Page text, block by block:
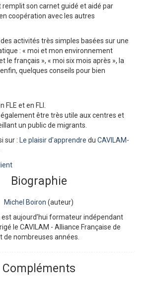
remplit son carnet guidé et aidé par
coopération avec les autres
activités très simples basées sur une
: « moi et mon environnement
le français », « moi six mois après », la
quelques conseils pour bien
FLE et en FLI.
également être très utile aux centres et
un public de migrants.
sur : Le plaisir d'apprendre du CAVILAM-
Biographie
Michel Boiron (auteur)
est aujourd’hui formateur indépendant
le CAVILAM - Alliance Française de
de nombreuses années.
Compléments